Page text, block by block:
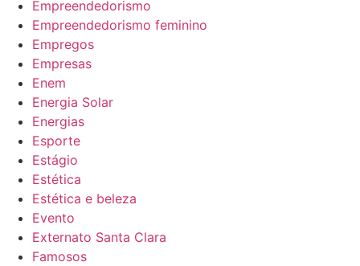
Empreendedorismo
Empreendedorismo feminino
Empregos
Empresas
Enem
Energia Solar
Energias
Esporte
Estágio
Estética
Estética e beleza
Evento
Externato Santa Clara
Famosos